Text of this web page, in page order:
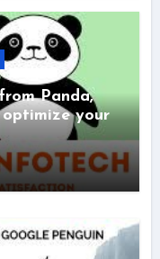
Panda,
your